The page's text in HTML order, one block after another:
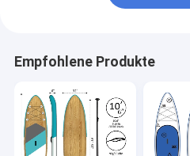
Empfohlene Produkte